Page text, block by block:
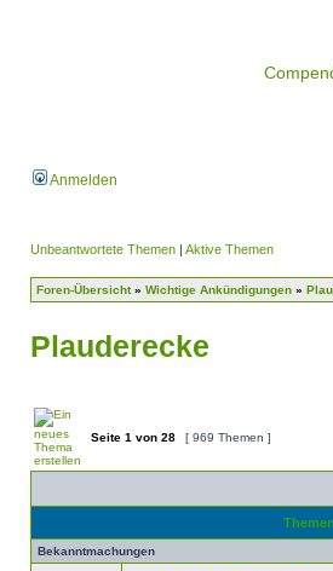
Anmelden
Unbeantwortete Themen | Aktive Themen
Foren-Übersicht» Wichtige Ankündigungen »
Plauderecke
Seite 1 von 28 [ 969 Themen ]
Themen
Bekanntmachungen